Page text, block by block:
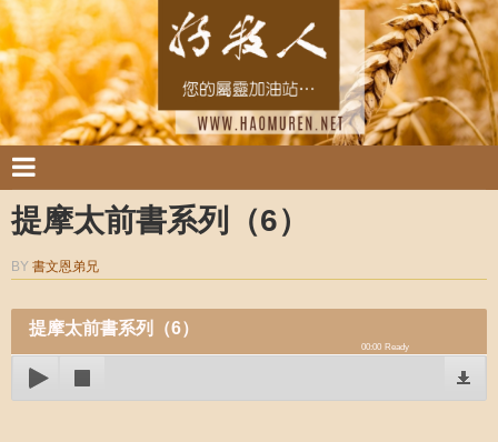
提摩太前書系列（6）
BY 書文恩弟兄
提摩太前書系列（6）
00:00 Ready